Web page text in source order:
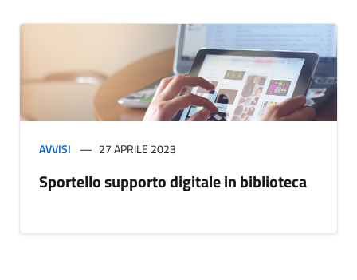
AVVISI 27 APRILE 2023
Sportello supporto digitale in biblioteca